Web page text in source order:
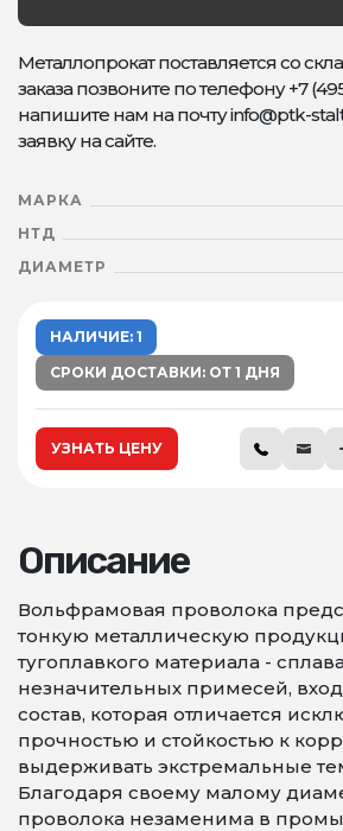
Металлопрокат поставляется со
заказа позвоните по телефону +7
напишите нам на почту info@ptk-
заявку на сайте.
МАРКА
НТД
ДИАМЕТР
НАЛИЧИЕ: 1
СРОКИ ДОСТАВКИ: ОТ 1 ДНЯ
УЗНАТЬ ЦЕНУ
Описание
Вольфрамовая проволока
тонкую металлическую
тугоплавкого материала -
незначительных примесей,
состав, которая отличается
прочностью и стойкостью к
выдерживать экстремальные
Благодаря своему малому
проволока незаменима в